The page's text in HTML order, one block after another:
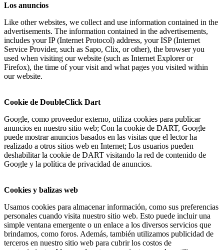
Los anuncios
Like other websites, we collect and use information contained in the
advertisements. The information contained in the advertisements,
includes your IP (Internet Protocol) address, your ISP (Internet
Service Provider, such as Sapo, Clix, or other), the browser you
used when visiting our website (such as Internet Explorer or
Firefox), the time of your visit and what pages you visited within
our website.
Cookie de DoubleClick Dart
Google, como proveedor externo, utiliza cookies para publicar
anuncios en nuestro sitio web; Con la cookie de DART, Google
puede mostrar anuncios basados ​​en las visitas que el lector ha
realizado a otros sitios web en Internet; Los usuarios pueden
deshabilitar la cookie de DART visitando la red de contenido de
Google y la política de privacidad de anuncios.
Cookies y balizas web
Usamos cookies para almacenar información, como sus preferencias
personales cuando visita nuestro sitio web. Esto puede incluir una
simple ventana emergente o un enlace a los diversos servicios que
brindamos, como foros. Además, también utilizamos publicidad de
terceros en nuestro sitio web para cubrir los costos de